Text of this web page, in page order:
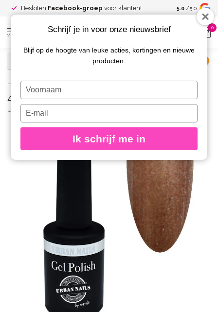
Besloten Facebook-groep voor klanten! Spaar voor
kortingen
5.0 /5.0
MENU
0
Home / 45 Gelpolish 8 gr.
45 Gelpolish 8 gr.
URBAN NAILS
Schrijf je in voor onze nieuwsbrief
Blijf op de hoogte van leuke acties, kortingen en nieuwe
producten.
Typ
je
naam
Typ
je
e-
in
Ik schrijf me in